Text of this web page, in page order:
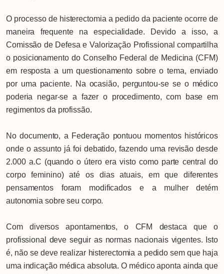
O processo de histerectomia a pedido da paciente ocorre de
maneira frequente na especialidade. Devido a isso, a
Comissão de Defesa e Valorização Profissional compartilha
o posicionamento do Conselho Federal de Medicina (CFM)
em resposta a um questionamento sobre o tema, enviado
por uma paciente. Na ocasião, perguntou-se se o médico
poderia negar-se a fazer o procedimento, com base em
regimentos da profissão.
No documento, a Federação pontuou momentos históricos
onde o assunto já foi debatido, fazendo uma revisão desde
2.000 a.C (quando o útero era visto como parte central do
corpo feminino) até os dias atuais, em que diferentes
pensamentos foram modificados e a mulher detém
autonomia sobre seu corpo.
Com diversos apontamentos, o CFM destaca que o
profissional deve seguir as normas nacionais vigentes. Isto
é, não se deve realizar histerectomia a pedido sem que haja
uma indicação médica absoluta. O médico aponta ainda que